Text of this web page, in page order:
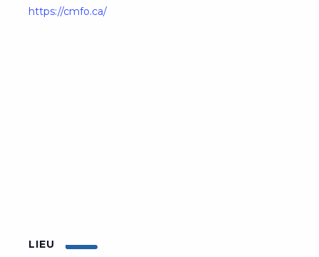
https://cmfo.ca/
LIEU